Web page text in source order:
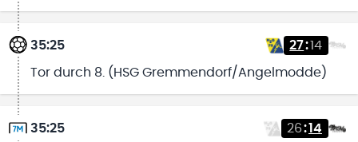
35:25 27:14
Tor durch 8. (HSG Gremmendorf/Angelmodde)
35:25 26:14